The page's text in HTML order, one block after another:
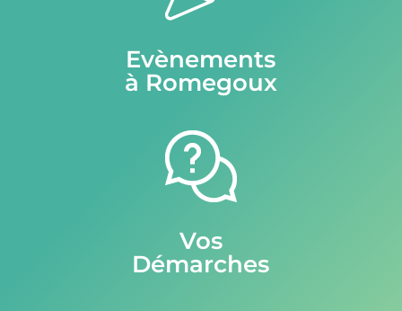
Evènements
à Romegoux
Vos
Démarches